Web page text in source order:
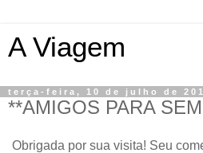
A Viagem
terça-feira, 10 de julho de
**AMIGOS PARA
Obrigada por sua visita! Seu